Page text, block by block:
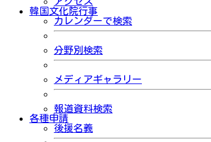
韓国文化院行事
カレンダーで検索
分野別検索
メディアギャラリー
報道資料検索
各種申請
後援名義